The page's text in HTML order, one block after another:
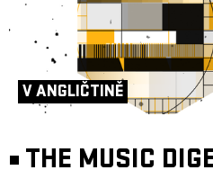
V ANGLIČTINĚ
THE MUSIC